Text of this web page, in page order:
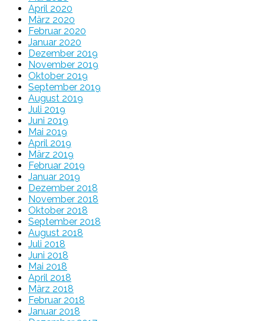
April 2020
März 2020
Februar 2020
Januar 2020
Dezember 2019
November 2019
Oktober 2019
September 2019
August 2019
Juli 2019
Juni 2019
Mai 2019
April 2019
März 2019
Februar 2019
Januar 2019
Dezember 2018
November 2018
Oktober 2018
September 2018
August 2018
Juli 2018
Juni 2018
Mai 2018
April 2018
März 2018
Februar 2018
Januar 2018